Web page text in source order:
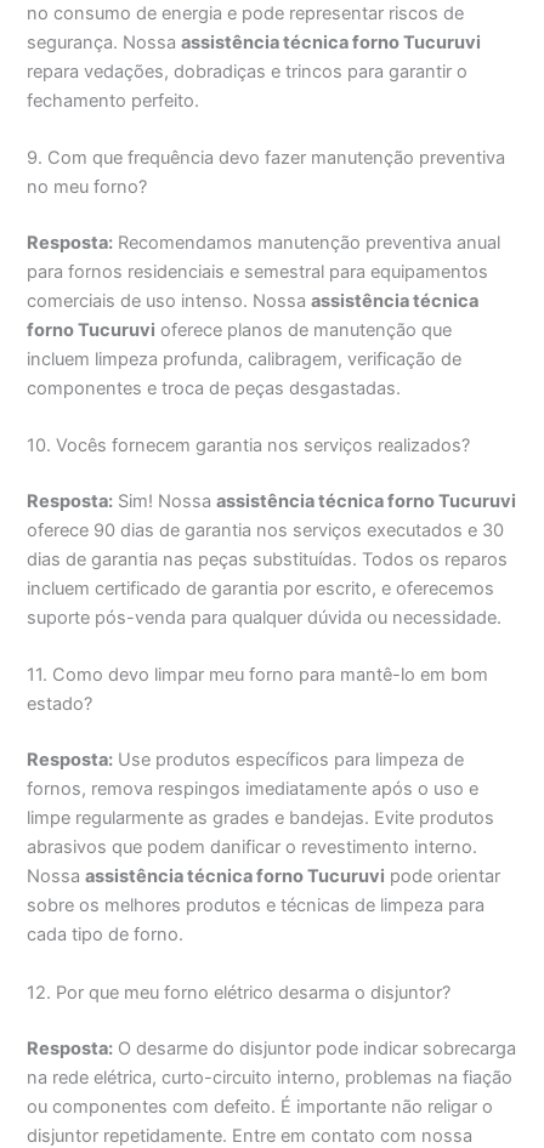
no consumo de energia e pode representar riscos de
segurança. Nossaassistência técnica forno Tucuruvi
repara vedações, dobradiças e trincos para garantir o
fechamento perfeito.
9. Com que frequência devo fazer manutenção preventiva
no meu forno?
Resposta: Recomendamos manutenção preventiva anual
para fornos residenciais e semestral para equipamentos
comerciais de uso intenso. Nossaassistência técnica
forno Tucuruvi oferece planos de manutenção que
incluem limpeza profunda, calibragem, verificação de
componentes e troca de peças desgastadas.
10. Vocês fornecem garantia nos serviços realizados?
Resposta: Sim! Nossaassistência técnica forno Tucuruvi
oferece 90 dias de garantia nos serviços executados e 30
dias de garantia nas peças substituídas. Todos os reparos
incluem certificado de garantia por escrito, e oferecemos
suporte pós-venda para qualquer dúvida ou necessidade.
11. Como devo limpar meu forno para mantê-lo em bom
estado?
Resposta: Use produtos específicos para limpeza de
fornos, remova respingos imediatamente após o uso e
limpe regularmente as grades e bandejas. Evite produtos
abrasivos que podem danificar o revestimento interno.
Nossaassistência técnica forno Tucuruvi pode orientar
sobre os melhores produtos e técnicas de limpeza para
cada tipo de forno.
12. Por que meu forno elétrico desarma o disjuntor?
Resposta: O desarme do disjuntor pode indicar sobrecarga
na rede elétrica, curto-circuito interno, problemas na fiação
ou componentes com defeito. É importante não religar o
disjuntor repetidamente. Entre em contato com nossa